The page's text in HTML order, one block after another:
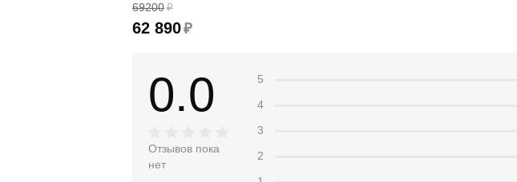
69200 ₽
62 890₽
0.0
Отзывов пока
нет
5
4
3
2